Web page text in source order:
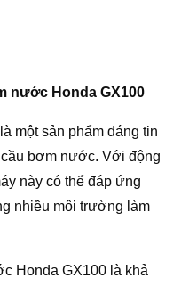
nước Honda GX100
một sản phẩm đáng tin
bơm nước. Với động
này có thể đáp ứng
nhiều môi trường làm
Honda GX100 là khả